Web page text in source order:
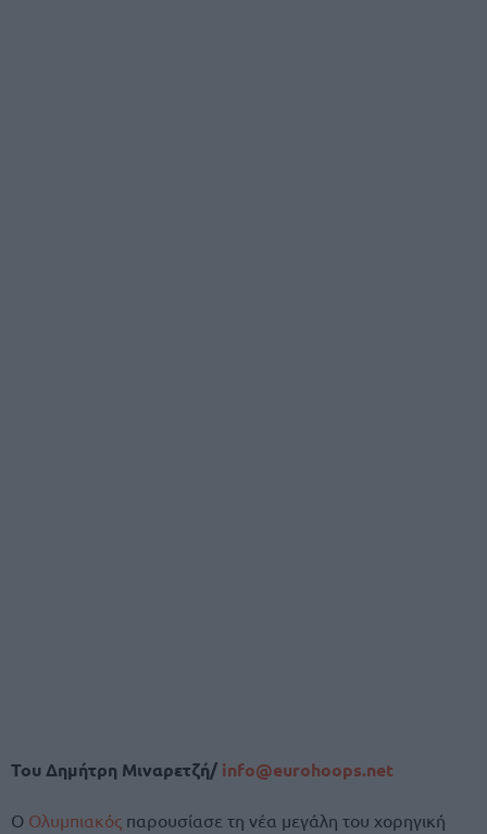
Του Δημήτρη Μιναρετζή/ info@eurohoops.net
Ο Ολυμπιακός παρουσίασε τη νέα μεγάλη του χορηγική